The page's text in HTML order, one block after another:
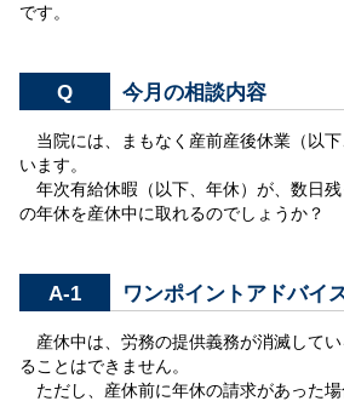
です。
Q 今月の相談内容
当院には、まもなく産前産後休業（以
います。
年次有給休暇（以下、年休）が、数日残
の年休を産休中に取れるのでしょうか？
A-1 ワンポイントアドバイ
産休中は、労務の提供義務が消滅して
ることはできません。
ただし、産休前に年休の請求があった